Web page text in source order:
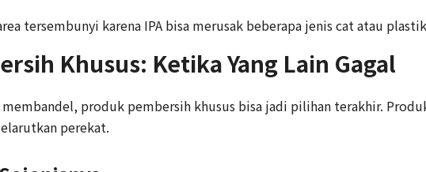
tersembunyi karena IPA bisa merusak beberapa jenis cat atau
Khusus: Ketika Yang Lain Gagal
membandel, produk pembersih khusus bisa jadi pilihan terakhir.
perekat.